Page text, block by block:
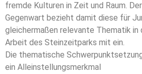
fremde Kulturen in Zeit und Raum.
Gegenwart bezieht damit diese für
gleichermaßen relevante Thematik in
Arbeit des Steinzeitparks mit ein.
Die thematische
ein Alleinstellungsmerkmal